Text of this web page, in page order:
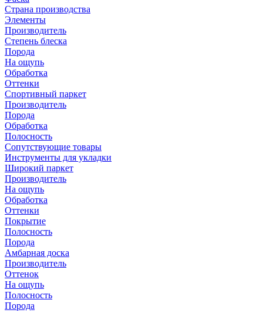
Страна производства
Элементы
Производитель
Степень блеска
Порода
На ощупь
Обработка
Оттенки
Спортивный паркет
Производитель
Порода
Обработка
Полосность
Сопутствующие товары
Инструменты для укладки
Широкий паркет
Производитель
На ощупь
Обработка
Оттенки
Покрытие
Полосность
Порода
Амбарная доска
Производитель
Оттенок
На ощупь
Полосность
Порода